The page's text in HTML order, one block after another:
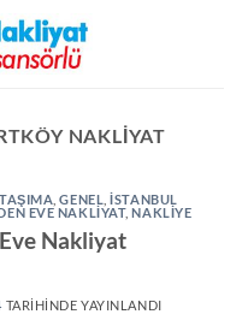
NAKLIYAT
,GENEL ,ISTANBUL
EVE NAKLIYAT,NAKLIYE
Nakliyat
TARIHINDE YAYINLANDI